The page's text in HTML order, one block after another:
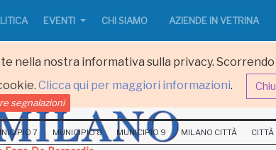
nella nostra informativa sulla privacy. Scorrendo
Clicca qui per maggiori informazioni.
EVENTI CHI SIAMO AZIENDE IN VETRINA
segnalazioni
7 MUNICIPIO 8 MUNICIPIO 9 MILANO CITTÀ